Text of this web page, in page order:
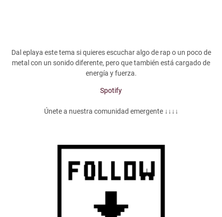
Dal eplaya este tema si quieres escuchar algo de rap o un poco de
metal con un sonido diferente, pero que también está cargado de
energía y fuerza.
Spotify
Únete a nuestra comunidad emergente ↓↓↓↓